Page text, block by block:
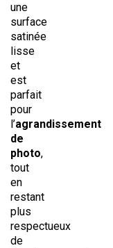
une
surface
satinée
lisse
et
est
parfait
pour
l’agrandissement
de
photo,
tout
en
restant
plus
respectueux
de